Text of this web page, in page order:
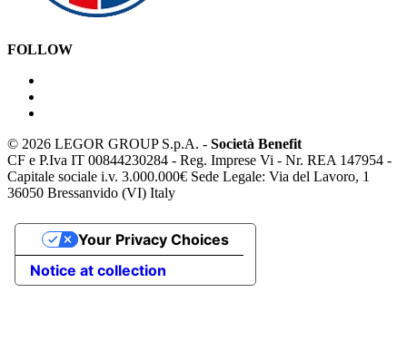
FOLLOW
© 2026 LEGOR GROUP S.p.A. - Società Benefit
CF e P.Iva IT 00844230284 - Reg. Imprese Vi - Nr. REA 147954 -
Capitale sociale i.v. 3.000.000€ Sede Legale: Via del Lavoro, 1
36050 Bressanvido (VI) Italy
Notice at collection
Your Privacy Choices